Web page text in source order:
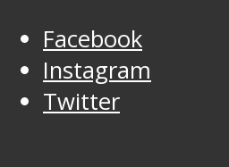
Facebook
Instagram
Twitter